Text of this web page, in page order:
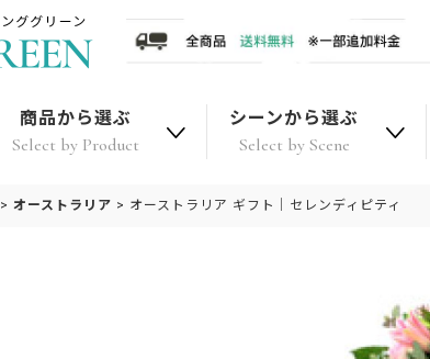
商品から選ぶ
Select by Product
シーンから選ぶ
Select by Scene
> オーストラリア > オーストラリア ギフト｜セレンディピティ